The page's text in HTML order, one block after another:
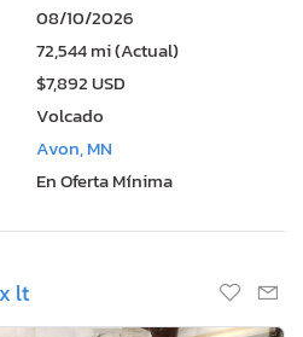
08/10/2026
72,544 mi (Actual)
$7,892 USD
Volcado
Avon, MN
En Oferta Mínima
lt